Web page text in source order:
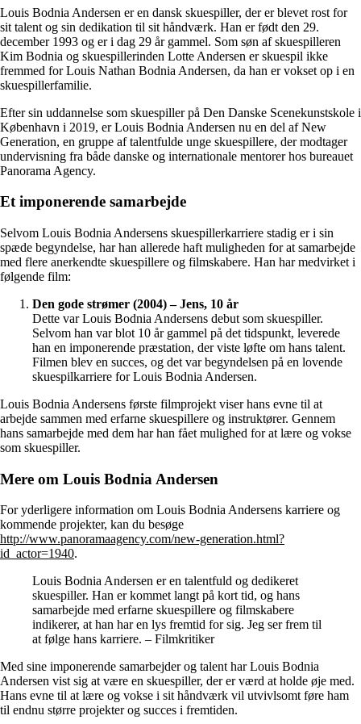
Louis Bodnia Andersen er en dansk skuespiller, der er blevet rost for
sit talent og sin dedikation til sit håndværk. Han er født den 29.
december 1993 og er i dag 29 år gammel. Som søn af skuespilleren
Kim Bodnia og skuespillerinden Lotte Andersen er skuespil ikke
fremmed for Louis Nathan Bodnia Andersen, da han er vokset op i en
skuespillerfamilie.
Efter sin uddannelse som skuespiller på Den Danske Scenekunstskole i
København i 2019, er Louis Bodnia Andersen nu en del af New
Generation, en gruppe af talentfulde unge skuespillere, der modtager
undervisning fra både danske og internationale mentorer hos bureauet
Panorama Agency.
Et imponerende samarbejde
Selvom Louis Bodnia Andersens skuespillerkarriere stadig er i sin
spæde begyndelse, har han allerede haft muligheden for at samarbejde
med flere anerkendte skuespillere og filmskabere. Han har medvirket i
følgende film:
Den gode strømer (2004) – Jens, 10 år
Dette var Louis Bodnia Andersens debut som skuespiller.
Selvom han var blot 10 år gammel på det tidspunkt, leverede
han en imponerende præstation, der viste løfte om hans talent.
Filmen blev en succes, og det var begyndelsen på en lovende
skuespilkarriere for Louis Bodnia Andersen.
Louis Bodnia Andersens første filmprojekt viser hans evne til at
arbejde sammen med erfarne skuespillere og instruktører. Gennem
hans samarbejde med dem har han fået mulighed for at lære og vokse
som skuespiller.
Mere om Louis Bodnia Andersen
For yderligere information om Louis Bodnia Andersens karriere og
kommende projekter, kan du besøge
http://www.panoramaagency.com/new-generation.html?
id_actor=1940.
Louis Bodnia Andersen er en talentfuld og dedikeret
skuespiller. Han er kommet langt på kort tid, og hans
samarbejde med erfarne skuespillere og filmskabere
indikerer, at han har en lys fremtid for sig. Jeg ser frem til
at følge hans karriere. – Filmkritiker
Med sine imponerende samarbejder og talent har Louis Bodnia
Andersen vist sig at være en skuespiller, der er værd at holde øje med.
Hans evne til at lære og vokse i sit håndværk vil utvivlsomt føre ham
til endnu større projekter og succes i fremtiden.